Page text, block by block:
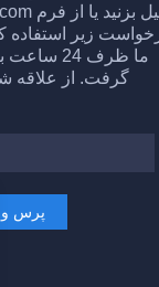
زیر استفاده
ما ظرف
گرفت. از علاقه
سایش؛ از آنجایی
توپ مهر و موم شده از
شده است و حلقه آب
آلیاژی جوش داده شده است ...